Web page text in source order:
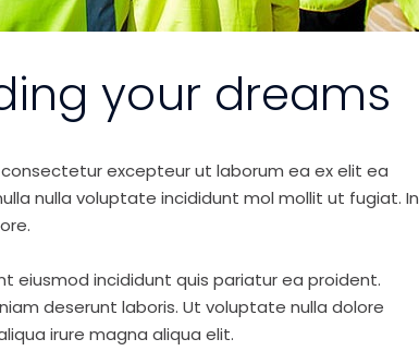
your dreams
excepteur ut laborum ea ex elit ea
nulla voluptate incididunt mol mollit ut fugiat. In
eiusmod incididunt quis pariatur ea proident.
deserunt laboris. Ut voluptate nulla dolore
irure magna aliqua elit.